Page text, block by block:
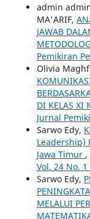
admin
MA'ARIF,
JAWAB
Pemikiran
Olivia
DI KELAS XI
Jurnal
Sarwo Edy,
Leadership)
Jawa Timur ,
Vol. 24 No. 1
Sarwo Edy,
MELALUI